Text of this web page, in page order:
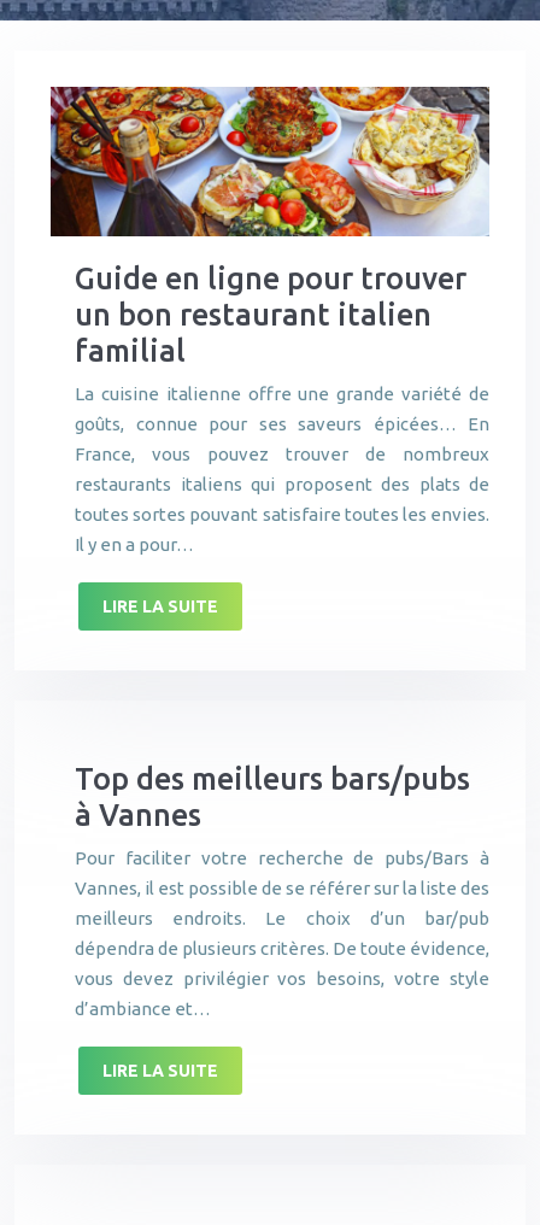
Guide en ligne pour trouver
un bon restaurant italien
familial
La cuisine italienne offre une grande variété de
goûts, connue pour ses saveurs épicées… En
France, vous pouvez trouver de nombreux
restaurants italiens qui proposent des plats de
toutes sortes pouvant satisfaire toutes les envies.
Il y en a pour…
LIRE LA SUITE
Top des meilleurs bars/pubs
à Vannes
Pour faciliter votre recherche de pubs/Bars à
Vannes, il est possible de se référer sur la liste des
meilleurs endroits. Le choix d’un bar/pub
dépendra de plusieurs critères. De toute évidence,
vous devez privilégier vos besoins, votre style
d’ambiance et…
LIRE LA SUITE